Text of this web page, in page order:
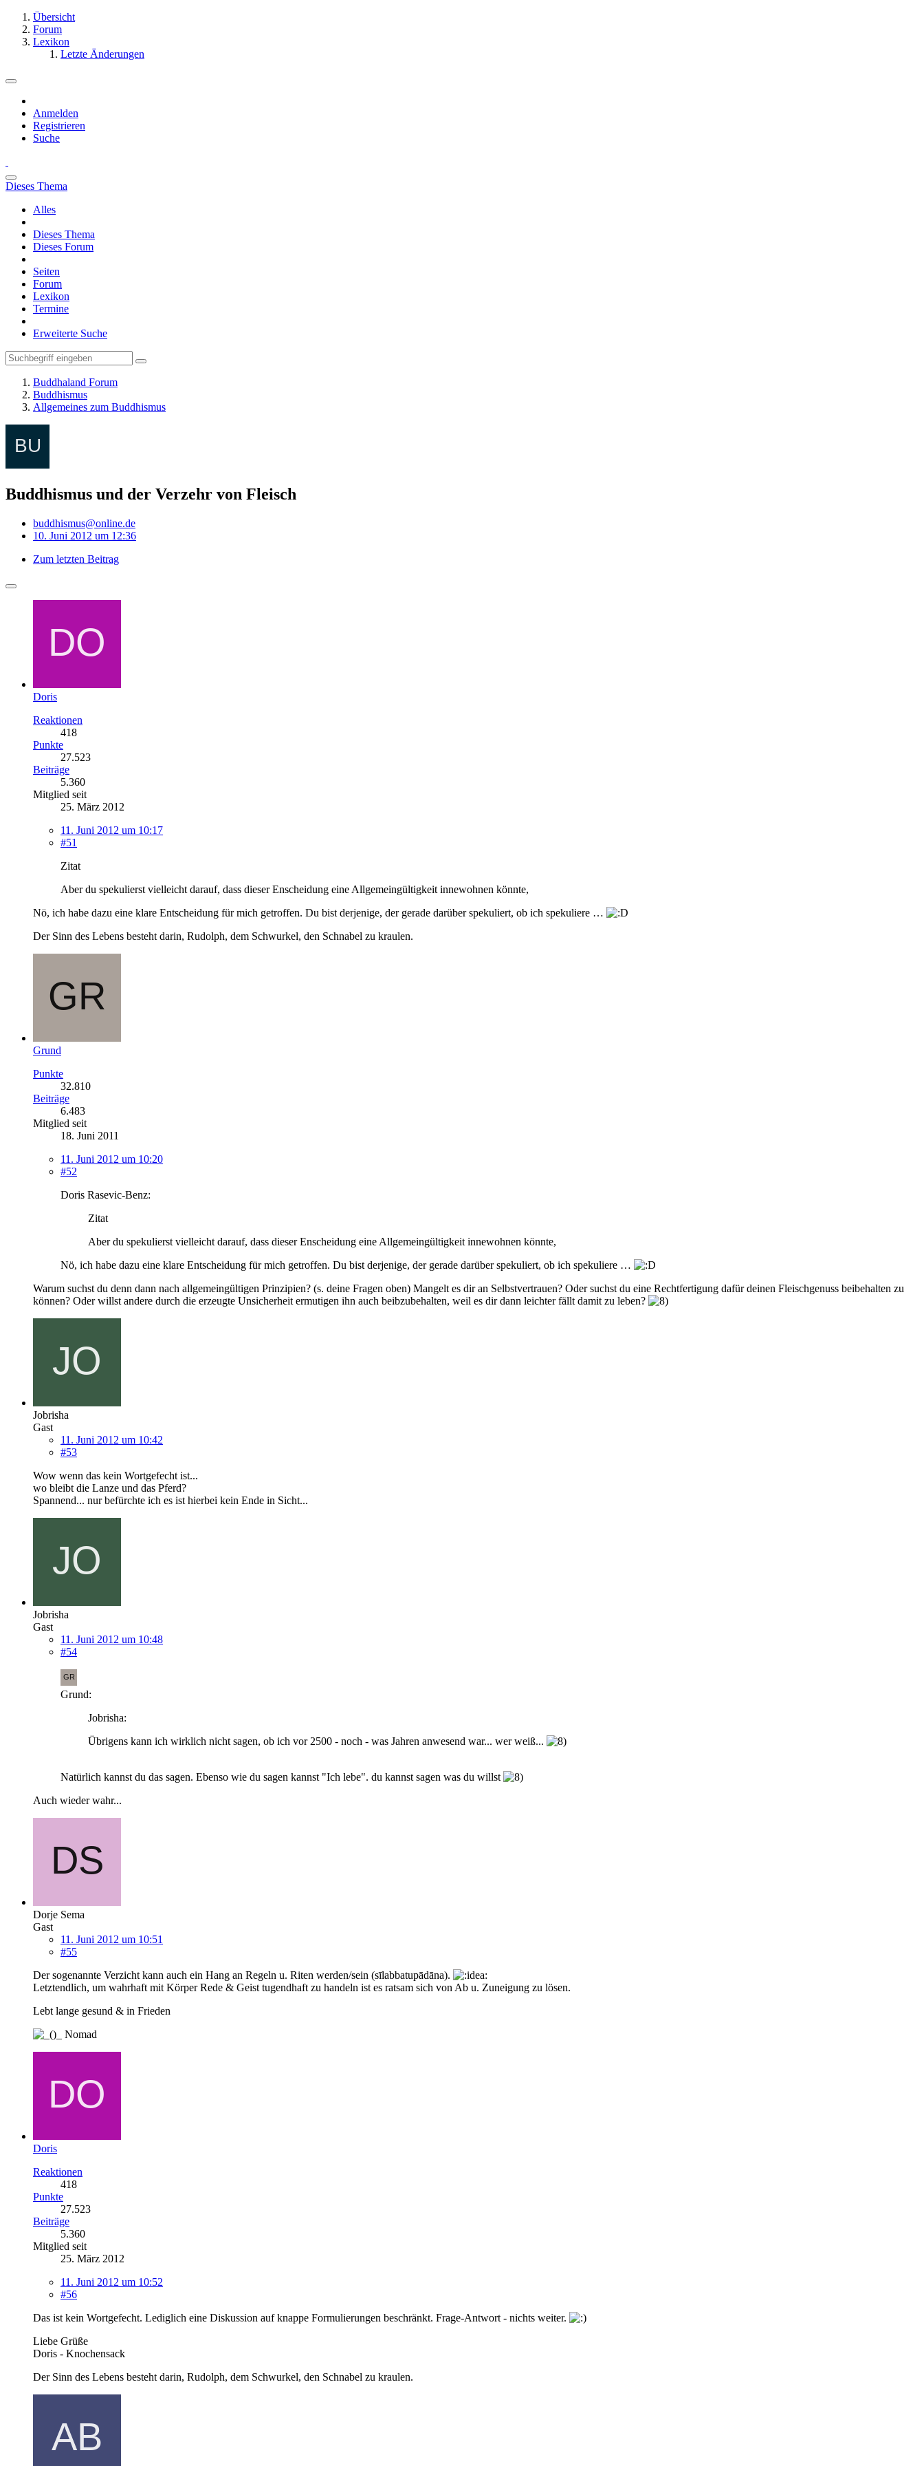
Übersicht
Forum
Lexikon
Letzte Änderungen
Anmelden
Registrieren
Suche
Dieses Thema
Alles
Dieses Thema
Dieses Forum
Seiten
Forum
Lexikon
Termine
Erweiterte Suche
Buddhaland Forum
Buddhismus
Allgemeines zum Buddhismus
Buddhismus und der Verzehr von Fleisch
buddhismus@online.de
10. Juni 2012 um 12:36
Zum letzten Beitrag
Doris
Reaktionen
418
Punkte
27.523
Beiträge
5.360
Mitglied seit
25. März 2012
11. Juni 2012 um 10:17
#51
Zitat
Aber du spekulierst vielleicht darauf, dass dieser Enscheidung eine Allgemeingültigkeit innewohnen könnte,
Nö, ich habe dazu eine klare Entscheidung für mich getroffen. Du bist derjenige, der gerade darüber spekuliert, ob ich spekuliere …
Der Sinn des Lebens besteht darin, Rudolph, dem Schwurkel, den Schnabel zu kraulen.
Grund
Punkte
32.810
Beiträge
6.483
Mitglied seit
18. Juni 2011
11. Juni 2012 um 10:20
#52
Doris Rasevic-Benz:
Zitat
Aber du spekulierst vielleicht darauf, dass dieser Enscheidung eine Allgemeingültigkeit innewohnen könnte,
Nö, ich habe dazu eine klare Entscheidung für mich getroffen. Du bist derjenige, der gerade darüber spekuliert, ob ich spekuliere …
Warum suchst du denn dann nach allgemeingültigen Prinzipien? (s. deine Fragen oben) Mangelt es dir an Selbstvertrauen? Oder suchst du eine Rechtfertigung dafür deinen Fleischgenuss beibehalten zu
können? Oder willst andere durch die erzeugte Unsicherheit ermutigen ihn auch beibzubehalten, weil es dir dann leichter fällt damit zu leben?
Jobrisha
Gast
11. Juni 2012 um 10:42
#53
Wow wenn das kein Wortgefecht ist...
wo bleibt die Lanze und das Pferd?
Spannend... nur befürchte ich es ist hierbei kein Ende in Sicht...
Jobrisha
Gast
11. Juni 2012 um 10:48
#54
Grund:
Jobrisha:
Übrigens kann ich wirklich nicht sagen, ob ich vor 2500 - noch - was Jahren anwesend war... wer weiß...
Natürlich kannst du das sagen. Ebenso wie du sagen kannst "Ich lebe". du kannst sagen was du willst
Auch wieder wahr...
Dorje Sema
Gast
11. Juni 2012 um 10:51
#55
Der sogenannte Verzicht kann auch ein Hang an Regeln u. Riten werden/sein (sīlabbatupādāna).
Letztendlich, um wahrhaft mit Körper Rede & Geist tugendhaft zu handeln ist es ratsam sich von Ab u. Zuneigung zu lösen.
Lebt lange gesund & in Frieden
Nomad
Doris
Reaktionen
418
Punkte
27.523
Beiträge
5.360
Mitglied seit
25. März 2012
11. Juni 2012 um 10:52
#56
Das ist kein Wortgefecht. Lediglich eine Diskussion auf knappe Formulierungen beschränkt. Frage-Antwort - nichts weiter.
Liebe Grüße
Doris - Knochensack
Der Sinn des Lebens besteht darin, Rudolph, dem Schwurkel, den Schnabel zu kraulen.